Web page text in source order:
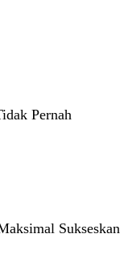
Pernah
Sukseskan